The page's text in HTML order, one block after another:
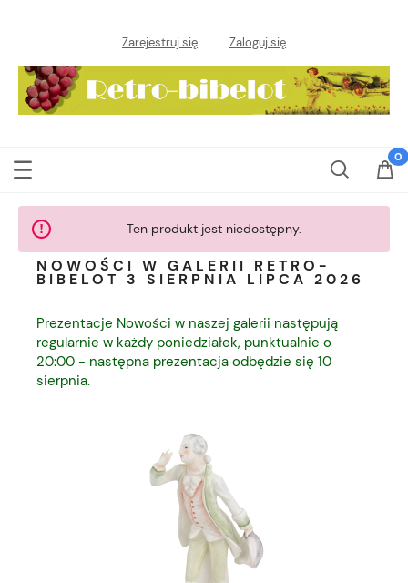
Zarejestruj się Zaloguj się
Ten produkt jest niedostępny.
NOWOŚCI W GALERII RETRO-
BIBELOT 3 SIERPNIA LIPCA 2026
Prezentacje Nowości w naszej galerii następują
regularnie w każdy poniedziałek, punktualnie o
20:00 - następna prezentacja odbędzie się 10
sierpnia.